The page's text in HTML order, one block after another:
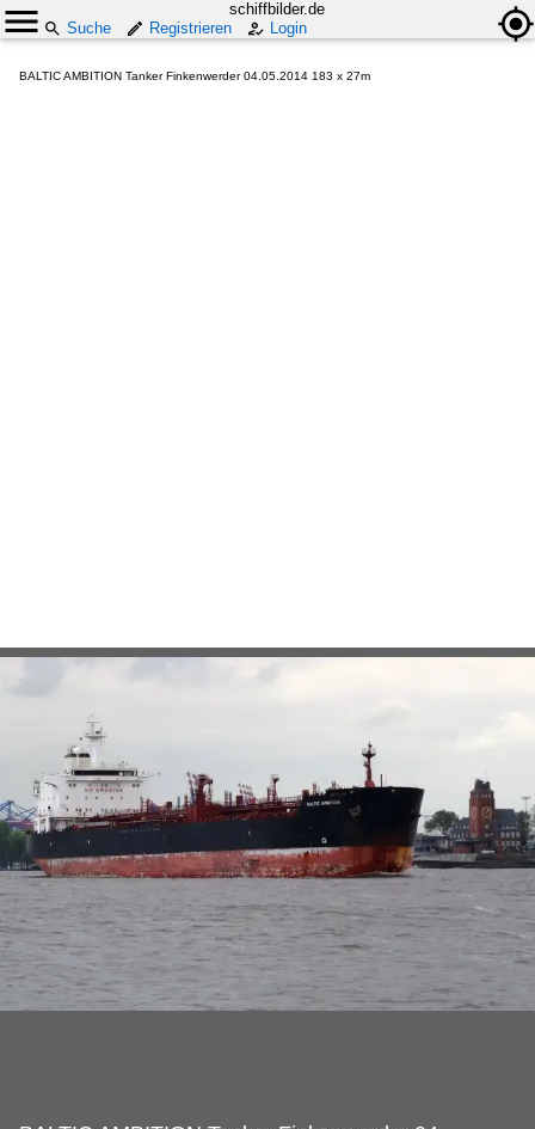
schiffbilder.de
Suche
Registrieren Login
BALTIC AMBITION Tanker Finkenwerder 04.05.2014 183 x 27m